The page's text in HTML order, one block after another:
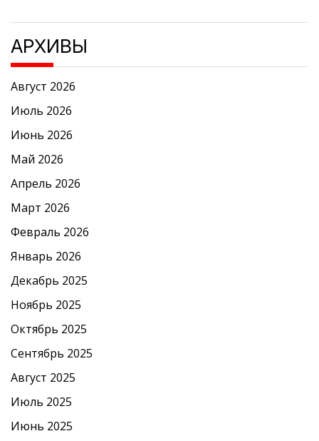
АРХИВЫ
Август 2026
Июль 2026
Июнь 2026
Май 2026
Апрель 2026
Март 2026
Февраль 2026
Январь 2026
Декабрь 2025
Ноябрь 2025
Октябрь 2025
Сентябрь 2025
Август 2025
Июль 2025
Июнь 2025